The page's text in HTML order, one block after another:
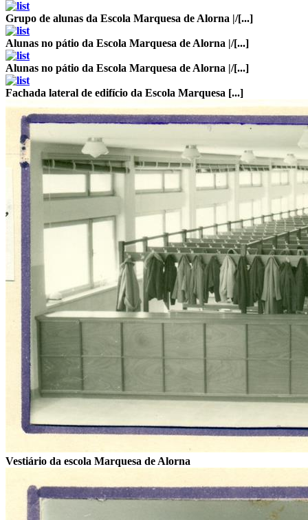
Grupo de alunas da Escola Marquesa de Alorna |/[...]
Alunas no pátio da Escola Marquesa de Alorna |/[...]
Alunas no pátio da Escola Marquesa de Alorna |/[...]
Fachada lateral de edifício da Escola Marquesa [...]
Vestiário da escola Marquesa de Alorna